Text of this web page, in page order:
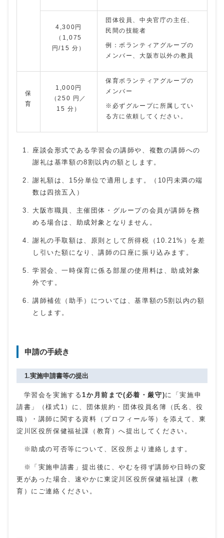
4,300円
（1,075
円/15 分）
団体役員、中央官庁の主任、
民間の技能者
例：ボランティアグループの
メンバー、大阪市以外の教員
保
育
1,000円
（250 円／
15 分）
保育ボランティアグループの
メンバー
※必ずグループに所属してい
る方に依頼してください。
座談会形式である学習会の講師や、複数の講師への
謝礼は基準額の8割以内の額とします。
謝礼額は、15分単位で適用します。（10円未満の端
数は四捨五入）
大阪市職員、主催団体・グループの会員が講師を務
める場合は、助成対象となりません。
謝礼の手取額は、原則として所得税（10.21%）を差
し引いた額になり、講師の口座に振り込みます。
学習会、一時保育に係る部屋の使用料は、助成対象
外です。
講師補佐（助手）については、基準額の5割以内の額
とします。
申請の手続き
1.実施申請書等の提出
学習会を実施する1か月前まで(必着・厳守)に「実施申
請書」（様式1）に、団体規約・団体役員名簿（氏名、役
職）・講師に関する資料（プロフィール等）を添えて、東
淀川区役所保健福祉課（教育）へ提出してください。
※助成の可否等について、区役所より連絡します。
※「実施申請書」提出後に、やむを得ず講師や日時の変
更があった場合、速やかに東淀川区役所保健福祉課（教
育）にご連絡ください。